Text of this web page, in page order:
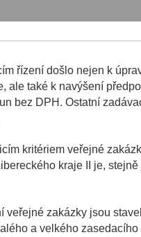
řízení došlo nejen k
ale také k navýšení
bez DPH. Ostatní
kritériem veřejné
kraje II je,
veřejné zakázky jsou
a velkého